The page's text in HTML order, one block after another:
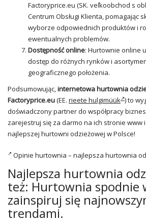
Factoryprice.eu (SK. veľkoobchod s
Centrum Obsługi Klienta, pomagając
wyborze odpowiednich produktów i
ewentualnych problemów.
Dostępność online: Hurtownie online
dostęp do różnych rynków i
geograficznego położenia.
Podsumowując,internetowa hurtownia
Factoryprice.eu(EE. rieete hulgimüük ) to
doświadczony partner do współpracy
zarejestruj się za darmo na ich stronie www
najlepszej hurtowni odzieżowej w Polsce!
Opinie hurtownia – najlepsza hurtownia
Najlepsza hurtownia
też: Hurtownia spodnie
zainspiruj się
trendami.